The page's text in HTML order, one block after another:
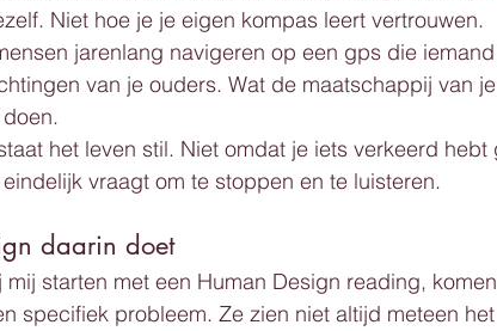
Niet hoe je je eigen kompas leert vertrouwen.
jarenlang navigeren op een gps die
van je ouders. Wat de maatschappij van
het leven stil. Niet omdat je iets verkeerd hebt
vraagt om te stoppen en te luisteren.
daarin doet
starten met een Human Design reading,
specifiek probleem. Ze zien niet altijd meteen